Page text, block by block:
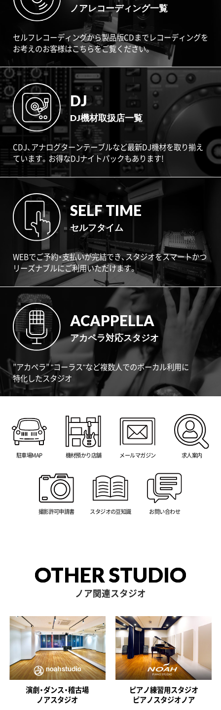
ノアレコーディング一覧
セルフレコーディングから製品版CDまでレコーディングを
お考えのお客様はこちらをご覧ください。
DJ
DJ機材取扱店一覧
CDJ、アナログターンテーブルなど最新DJ機材を取り揃え
ています。お得なDJナイトパックもあります!
SELF TIME
セルフタイム
WEBでご予約・支払いが完結でき、スタジオをスマートかつ
リーズナブルにご利用いただけます。
ACAPPELLA
アカペラ対応スタジオ
”アカペラ” "コーラス"など複数人でのボーカル利用に
特化したスタジオ
駐車場MAP 機材預かり店舗 メールマガジン 求人案内
撮影許可申請書 スタジオの豆知識 お問い合わせ
OTHER STUDIO
ノア関連スタジオ
演劇・ダンス・稽古場
ノアスタジオ
ピアノ練習用スタジオ
ピアノスタジオノア